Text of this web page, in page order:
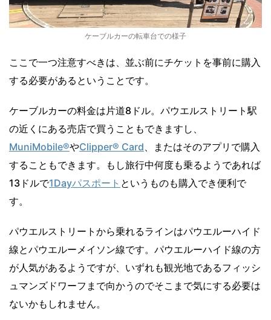
ケーブルカーの転車台での様子
ここで一つ注意すべきは、並ぶ前にチケットを事前に購入
する必要があるということです。
ケーブルカーの料金は片道8ドル。パウエルストリート駅
の近くにある売店で買うこともできますし、
MuniMobile®やClipper® Card 、またはそのアプリで購入
することもできます。もし旅行中何度も乗るようであれば
13ドルで1Dayパスポート というものも購入でき便利で
す。
パウエルストリートから乗れるラインはパウエルーハイド
線とパウエルーメイソン線です。パウエルーハイド線の方
が人気があるようですが、いずれも観光地であるフィッシ
ュマンズドワーフまで向かうのでそこまで気にする必要は
ないかもしれません。